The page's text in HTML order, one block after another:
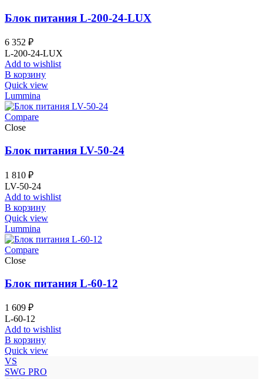
Блок питания L-200-24-LUX
6 352 ₽
L-200-24-LUX
Add to wishlist
В корзину
Quick view
Lummina
Compare
Close
Блок питания LV-50-24
1 810 ₽
LV-50-24
Add to wishlist
В корзину
Quick view
Lummina
Compare
Close
Блок питания L-60-12
1 609 ₽
L-60-12
Add to wishlist
В корзину
Quick view
VS
SWG PRO